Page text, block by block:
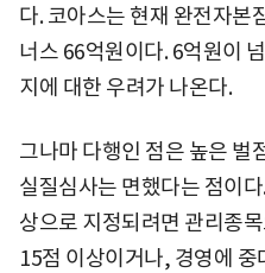
다. 코아스는 현재 완전자본
너스 66억원이다. 6억원이
지에 대한 우려가 나온다.
그나마 다행인 점은 높은 벌
실질심사는 면했다는 점이
상으로 지정되려면 관리종
15점 이상이거나, 경영에